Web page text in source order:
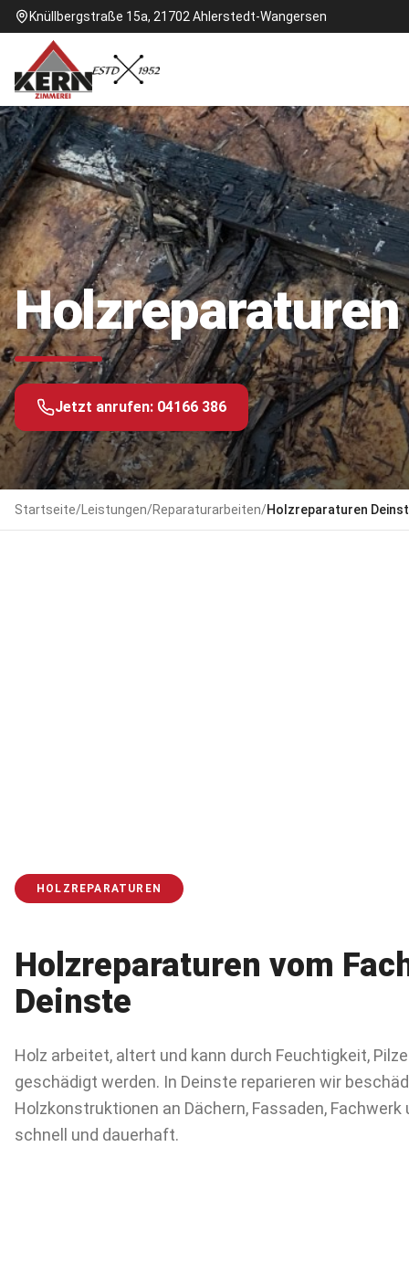
Knüllbergstraße 15a, 21702 Ahlerstedt-Wangersen
Jetzt anrufen: 04166 386
Startseite/ Leistungen/Reparaturarbeiten/Holzreparaturen
HOLZREPARATUREN
Holzreparaturen vom
Deinste
Holz arbeitet, altert und kann durch Feuchtigkeit,
geschädigt werden. In Deinste reparieren wir
Holzkonstruktionen an Dächern, Fassaden,
schnell und dauerhaft.